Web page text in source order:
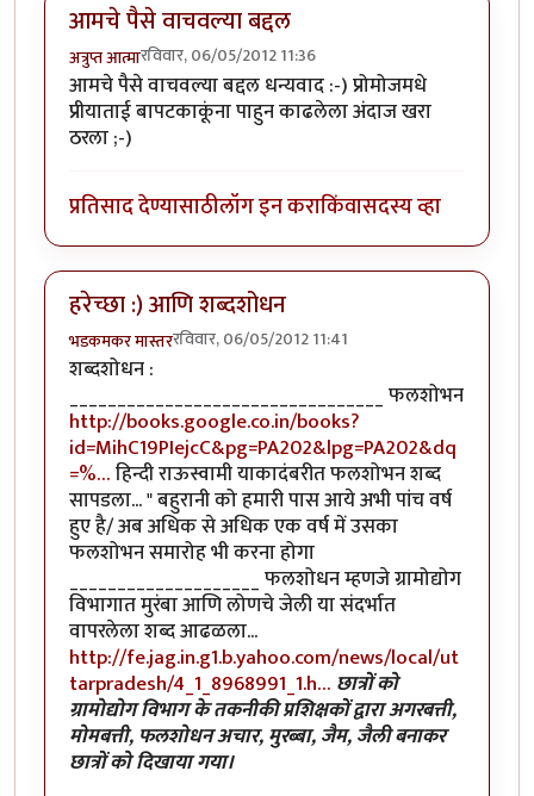
आमचे पैसे वाचवल्या बद्दल
अत्रुप्त आत्मारविवार, 06/05/2012 11:36
आमचे पैसे वाचवल्या बद्दल धन्यवाद :-) प्रोमोजमधे
प्रीयाताई बापटकाकूंना पाहुन काढलेला अंदाज खरा
ठरला ;-)
प्रतिसाद देण्यासाठीलॉग इन कराकिंवासदस्य व्हा
हरेच्छा :) आणि शब्दशोधन
भडकमकर मास्तररविवार, 06/05/2012 11:41
शब्दशोधन :
_________________________________ फलशोभन
http://books.google.co.in/books?
id=MihC19PIejcC&pg=PA202&lpg=PA202&dq
=%…हिन्दी राऊस्वामी याकादंबरीत फलशोभन शब्द
सापडला... " बहुरानी को हमारी पास आये अभी पांच वर्ष
हुए है/ अब अधिक से अधिक एक वर्ष में उसका
फलशोभन समारोह भी करना होगा
____________________ फलशोधन म्हणजे ग्रामोद्योग
विभागात मुरंबा आणि लोणचे जेली या संदर्भात
वापरलेला शब्द आढळला...
http://fe.jag.in.g1.b.yahoo.com/news/local/ut
tarpradesh/4_1_8968991_1.h… छात्रों को
ग्रामोद्योग विभाग के तकनीकी प्रशिक्षकों द्वारा अगरबत्ती,
मोमबत्ती, फलशोधन अचार, मुरब्बा, जैम, जैली बनाकर
छात्रों को दिखाया गया।